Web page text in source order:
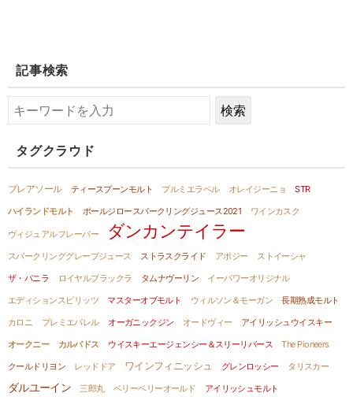
記事検索
タグクラウド
ブレアソール ティースプーンモルト プルミエラベル オレイジーニョ
STR
ハイランドモルト
ポールジロースパークリングジュース2021 ワインカスク
ヴィジュアルフレーバー ダンカンテイラー
スパークリンググレープジュース ストラスクライド アポジー
ストイーシャ
ザ・バニラ
ロイヤルブラックラ タムナヴーリン
イーパワーオリジナル
エディションスピリッツ
マスターオブモルト ウィルソン＆モーガン
長期熟成モルト
カロニ
プレミエバレル オーガニックジン オードヴィー
アイリッシュウイスキー
オークニー
カルバドス ウイスキーエージェンシー＆スリーリバース
The Pioneers
クールドリヨン
レッドドア ワインフィニッシュ グレンロッシー タリスカー
ダルユーイン 三郎丸 ベリーベリーオールド アイリッシュモルト